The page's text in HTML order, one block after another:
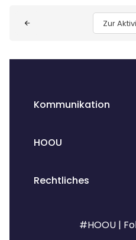
Zur
Kommunikation
HOOU
Rechtliches
#HOOU |